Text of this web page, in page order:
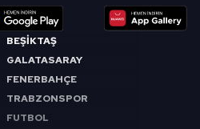
BEŞİKTAŞ
GALATASARAY
FENERBAHÇE
TRABZONSPOR
FUTBOL